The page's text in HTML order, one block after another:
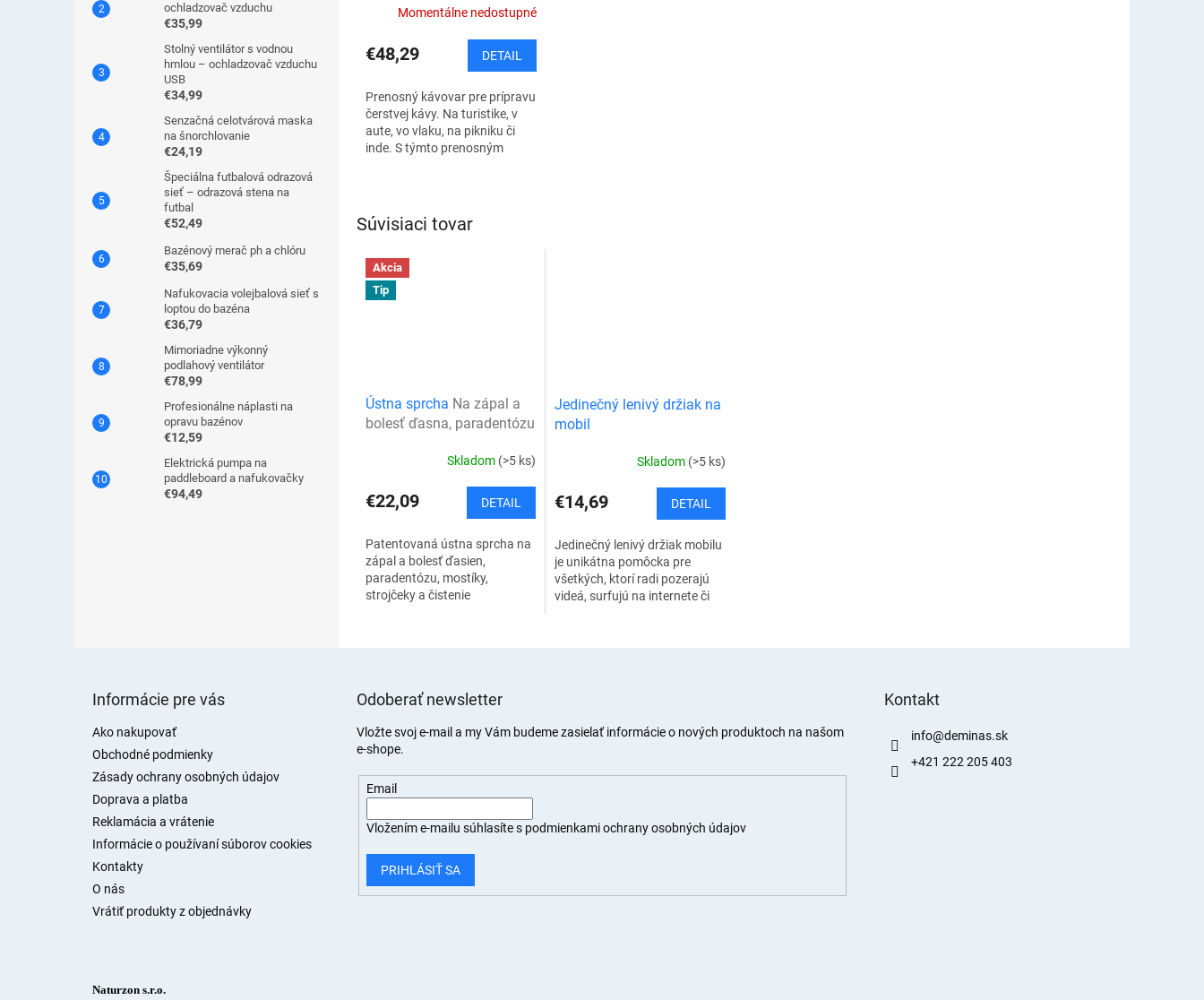
ochladzovač vzduchu
€35,99
Stolný ventilátor s vodnou
hmlou – ochladzovač vzduchu
USB
€34,99
Senzačná celotvárová maska
na šnorchlovanie
€24,19
Špeciálna futbalová odrazová
sieť – odrazová stena na
futbal
€52,49
Bazénový merač ph a chlóru
€35,69
Nafukovacia volejbalová sieť s
loptou do bazéna
€36,79
Mimoriadne výkonný
podlahový ventilátor
€78,99
Profesionálne náplasti na
opravu bazénov
€12,59
Elektrická pumpa na
paddleboard a nafukovačky
€94,49
Súvisiaci tovar
Akcia
Tip
Ústna sprcha Na zápal a
bolesť ďasna, paradentózu
Skladom (>5 ks)
€22,09 DETAIL
Patentovaná ústna sprcha na
zápal a bolesť ďasien,
paradentózu, mostíky,
strojčeky a čistenie
Jedinečný lenivý držiak na
mobil
Skladom (>5 ks)
€14,69 DETAIL
Jedinečný lenivý držiak mobilu
je unikátna pomôcka pre
všetkých, ktorí radi pozerajú
videá, surfujú na internete či
Momentálne nedostupné
€48,29 DETAIL
Prenosný kávovar pre prípravu
čerstvej kávy. Na turistike, v
aute, vo vlaku, na pikniku či
inde. S týmto prenosným
Informácie pre vás
Ako nakupovať
Obchodné podmienky
Zásady ochrany osobných údajov
Doprava a platba
Reklamácia a vrátenie
Informácie o používaní súborov cookies
Kontakty
O nás
Vrátiť produkty z objednávky
Odoberať newsletter
Vložte svoj e-mail a my Vám budeme zasielať informácie o nových produktoch na našom
e-shope.
Email
Vložením e-mailu súhlasíte s podmienkami ochrany osobných údajov
PRIHLÁSIŤ SA
Kontakt
info@deminas.sk
+421 222 205 403
Naturzon s.r.o.